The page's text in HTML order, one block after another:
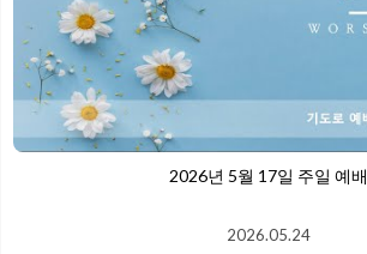
2026년 5월 17일 주일 예배
2026.05.24